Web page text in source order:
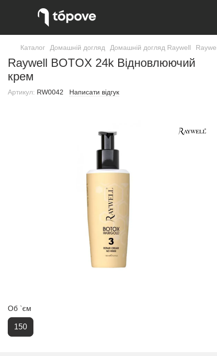
Каталог Домашній догляд Домашній догляд Raywell
Raywell BOTOX 24k Відновлюючий
крем
Артикул: RW0042 Написати відгук
Об `єм
150